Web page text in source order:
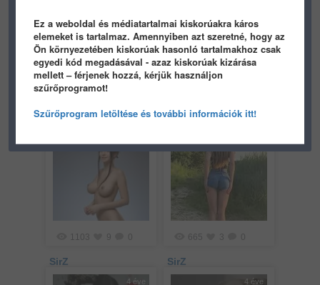
5
panamera panamera
1103 9
SirZ
665 3
SirZ
4 éve 4 éve
Ez a weboldal és médiatartalmai kiskorúakra káros
elemeket is tartalmaz. Amennyiben azt szeretné, hogy az
Ön környezetében kiskorúak hasonló tartalmakhoz csak
egyedi kód megadásával - azaz kiskorúak kizárása
mellett – férjenek hozzá, kérjük használjon
szűrőprogramot!
Szűrőprogram letöltése és további információk itt!